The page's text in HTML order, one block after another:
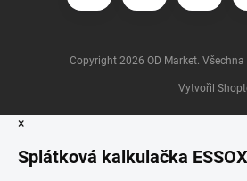
Vytvořil
Copyright 2026 OD Market.
×
Splátková kalkulačka ESSOX